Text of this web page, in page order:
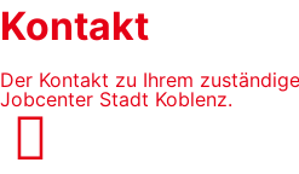
Kontakt
Der Kontakt zu Ihrem
Jobcenter Stadt Koblenz.